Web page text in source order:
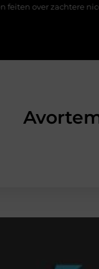
nicotine pouches